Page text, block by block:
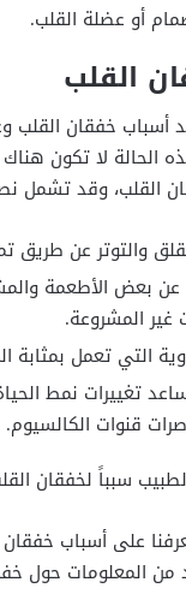
أو عضلة القلب.
القلب
أسباب خفقان القلب
لا تكون هناك
القلب، وقد تشمل
والتوتر عن طريق
عن بعض الأطعمة
غير المشروعة.
التي تعمل بمثابة
تغييرات نمط
قنوات الكالسيوم.
سبباً لخفقان
على أسباب
من المعلومات حول